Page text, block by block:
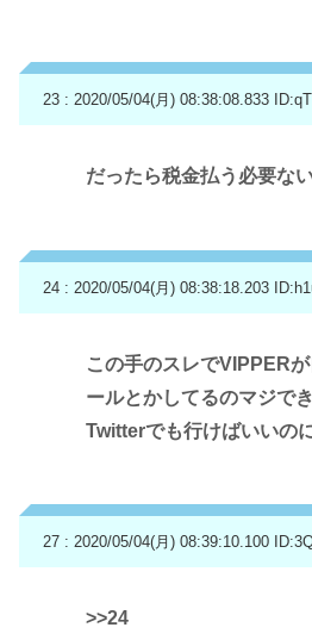
23 : 2020/05/04(月) 08:38:08.833
だったら税金払う必要な
24 : 2020/05/04(月) 08:38:18.203
この手のスレでVIPPER
ールとかしてるのマジで
Twitterでも行けばいいの
27 : 2020/05/04(月) 08:39:10.100
>>24